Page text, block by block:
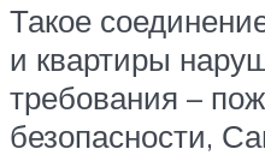
Такое
и квартиры
требования –
безопасности,